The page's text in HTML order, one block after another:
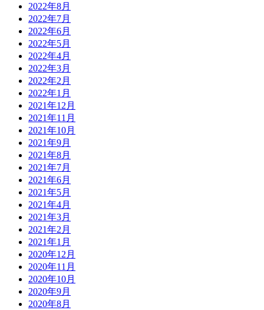
2022年8月
2022年7月
2022年6月
2022年5月
2022年4月
2022年3月
2022年2月
2022年1月
2021年12月
2021年11月
2021年10月
2021年9月
2021年8月
2021年7月
2021年6月
2021年5月
2021年4月
2021年3月
2021年2月
2021年1月
2020年12月
2020年11月
2020年10月
2020年9月
2020年8月